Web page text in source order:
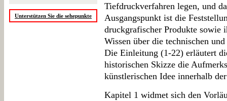
Unterstützen Sie die sehepunkte
Tiefdruckverfahren legen, und
Ausgangspunkt ist die
druckgrafischer Produkte sowie
Wissen über die technischen
Die Einleitung (1-22) erläutert
historischen Skizze die
künstlerischen Idee innerhalb
Kapitel 1 widmet sich den